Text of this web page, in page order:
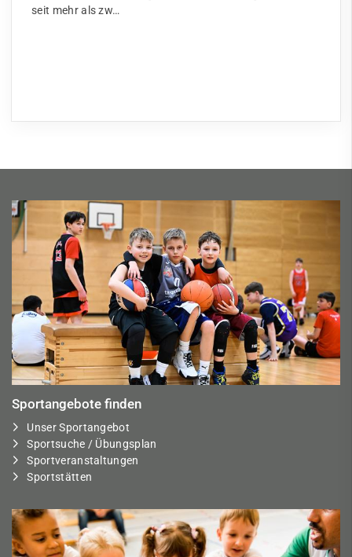
seit mehr als zw…
Sportangebote finden
Unser Sportangebot
Sportsuche / Übungsplan
Sportveranstaltungen
Sportstätten